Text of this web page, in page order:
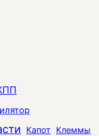
Капот Клеммы